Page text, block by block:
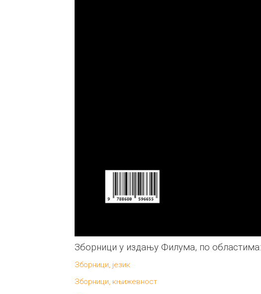
Зборници у издању Филума, по областима:
Зборници, језик
Зборници, књижевност